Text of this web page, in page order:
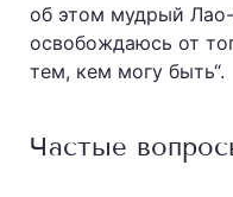
об этом мудрый Лао-
освобождаюсь от
тем, кем могу быть“.
Частые